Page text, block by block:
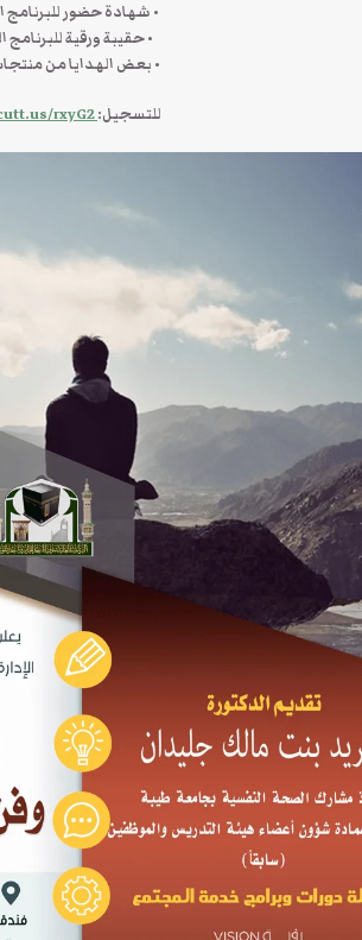
• شهادة حضور للبرنامج
• حقيبة ورقية للبرنامج
• بعض الهدايا من
للتسجيل:https://cutt.us/rxyG2